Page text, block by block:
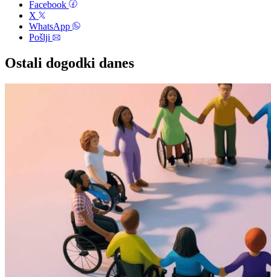
Facebook
X
WhatsApp
Pošlji
Ostali dogodki danes